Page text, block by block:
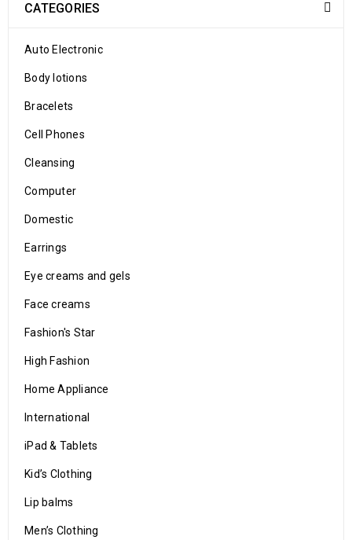
CATEGORIES
Auto Electronic
Body lotions
Bracelets
Cell Phones
Cleansing
Computer
Domestic
Earrings
Eye creams and gels
Face creams
Fashion's Star
High Fashion
Home Appliance
International
iPad & Tablets
Kid’s Clothing
Lip balms
Men’s Clothing